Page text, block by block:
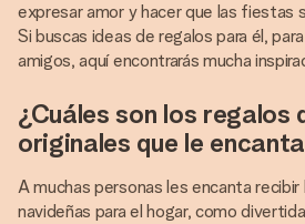
expresar amor y hacer que las fiestas
Si buscas ideas de regalos para él,
amigos, aquí encontrarás mucha
¿Cuáles son los regalos
originales que le
A muchas personas les encanta
navideñas para el hogar, como